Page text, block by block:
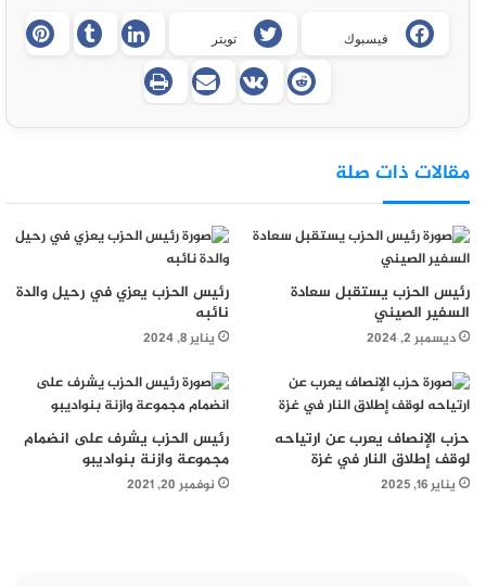
فيسبوك تويتر
مقالات ذات صلة
رئيس الحزب يستقبل سعادة
السفير الصيني
ديسمبر 2, 2024
رئيس الحزب يعزي في رحيل والدة
نائبه
يناير 8, 2024
حزب الإنصاف يعرب عن ارتياحه
لوقف إطلاق النار في غزة
يناير 16, 2025
رئيس الحزب يشرف على انضمام
مجموعة وازنة بنواديبو
نوفمبر 20, 2021